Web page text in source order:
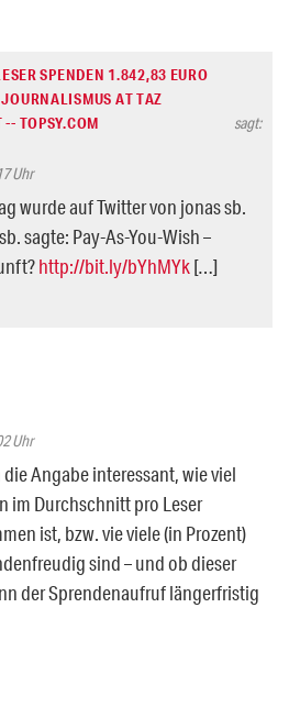
SPENDEN 1.842,83 EURO
AT TAZ
TOPSY.COM
sagt:
Uhr
wurde auf Twitter von jonas sb.
sagte: Pay-As-You-Wish –
http://bit.ly/bYhMYk[…]
Uhr
Angabe interessant, wie viel
im Durchschnitt pro Leser
ist, bzw. vie viele (in Prozent)
sind – und ob dieser
der Sprendenaufruf längerfristig